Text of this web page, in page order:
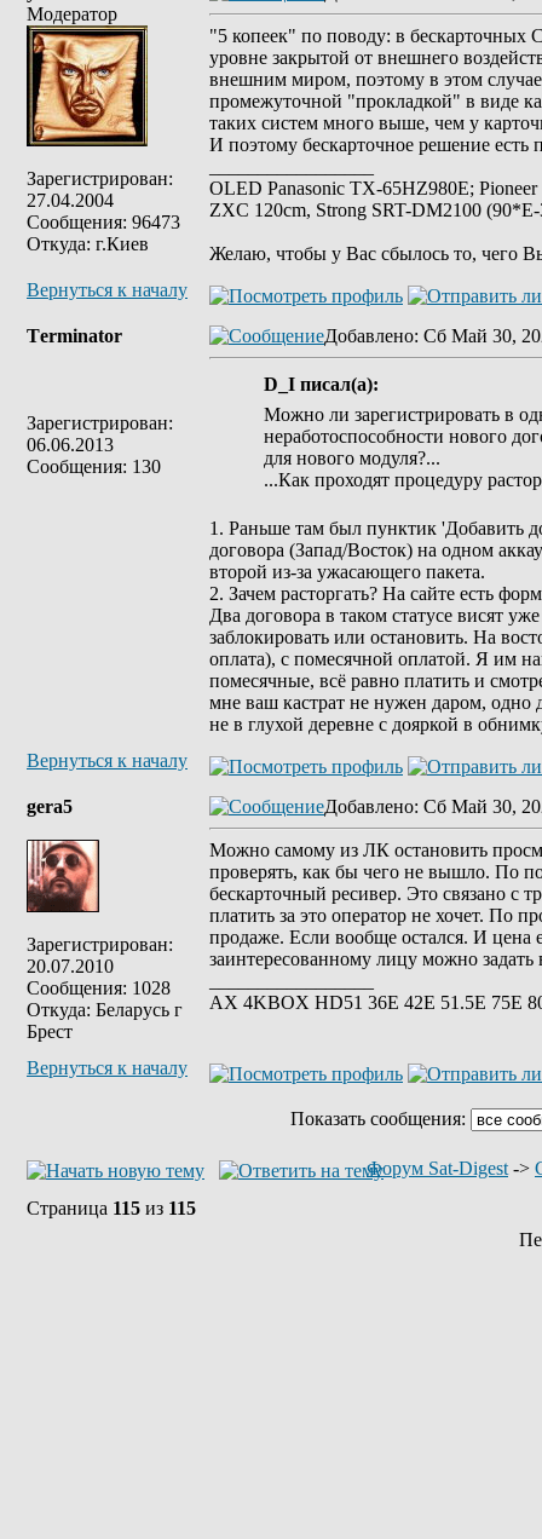
Модератор
Зарегистрирован:
27.04.2004
Сообщения: 96473
Откуда: г.Киев
"5 копеек" по поводу: в бескарточных
уровне закрытой от внешнего
внешним миром, поэтому в этом
промежуточной "прокладкой" в виде
таких систем много выше, чем у
И поэтому бескарточное решение
OLED Panasonic TX-65HZ980E;
ZXC 120cm, Strong SRT-DM2100
Желаю, чтобы у Вас сбылось то, чего
Вернуться к началу
Tеrminatоr
Зарегистрирован:
06.06.2013
Сообщения: 130
Добавлено: Сб Май 30,
D_I писал(а):
Можно ли зарегистрировать в
неработоспособности нового
для нового модуля?...
...Как проходят процедуру
1. Раньше там был пунктик 'Добавить
договора (Запад/Восток) на одном
второй из-за ужасающего пакета.
2. Зачем расторгать? На сайте
Два договора в таком статусе висят
заблокировать или остановить. На
оплата), с помесячной оплатой. Я им
помесячные, всё равно платить и
мне ваш кастрат не нужен даром, одно
не в глухой деревне с дояркой в
Вернуться к началу
gera5
Зарегистрирован:
20.07.2010
Сообщения: 1028
Откуда: Беларусь г
Брест
Добавлено: Сб Май 30,
Можно самому из ЛК остановить
проверять, как бы чего не вышло. По
бескарточный ресивер. Это связано с
платить за это оператор не хочет. По
продаже. Если вообще остался. И цена
заинтересованному лицу можно
АХ 4KBOX HD51 36E 42Е 51.5Е 75Е
Вернуться к началу
Показать сообщения:
Форум Sat-Digest ->
Страница 115 из 115